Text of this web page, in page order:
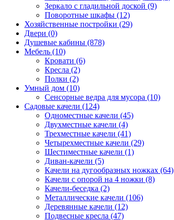
Зеркало с гладильной доской (9)
Поворотные шкафы (12)
Хозяйственные постройки (29)
Двери (0)
Душевые кабины (878)
Мебель (10)
Кровати (6)
Кресла (2)
Полки (2)
Умный дом (10)
Сенсорные ведра для мусора (10)
Садовые качели (124)
Одноместные качели (45)
Двухместные качели (4)
Трехместные качели (41)
Четырехместные качели (29)
Шестиместные качели (1)
Диван-качели (5)
Качели на дугообразных ножках (64)
Качели с опорой на 4 ножки (8)
Качели-беседка (2)
Металлические качели (106)
Деревянные качели (12)
Подвесные кресла (47)